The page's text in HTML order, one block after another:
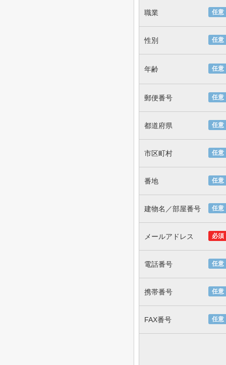
任意
職業
任意
性別
任意
年齢
任意
郵便番号
任意
都道府県
任意
市区町村
任意
番地
任意
建物名／部屋番号
必須
メールアドレス
任意
電話番号
任意
携帯番号
任意
FAX番号